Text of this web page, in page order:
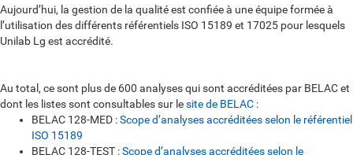
Aujourd’hui, la gestion de la qualité est confiée à une équipe formée à
l’utilisation des différents référentiels ISO 15189 et 17025 pour lesquels
Unilab Lg est accrédité.
Au total, ce sont plus de 600 analyses qui sont accréditées par BELAC et
dont les listes sont consultables sur lesite de BELAC :
BELAC 128-MED :Scope d’analyses accréditées selon le référentiel
ISO 15189
BELAC 128-TEST :Scope d’analyses accréditées selon le